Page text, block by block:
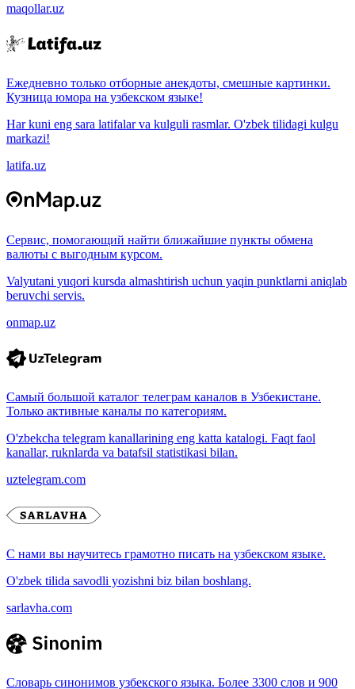
maqollar.uz
Ежедневно только отборные анекдоты, смешные картинки.
Кузница юмора на узбекском языке!
Har kuni eng sara latifalar va kulguli rasmlar. O'zbek tilidagi kulgu
markazi!
latifa.uz
Сервис, помогающий найти ближайшие пункты обмена
валюты с выгодным курсом.
Valyutani yuqori kursda almashtirish uchun yaqin punktlarni aniqlab
beruvchi servis.
onmap.uz
Самый большой каталог телеграм каналов в Узбекистане.
Только активные каналы по категориям.
O'zbekcha telegram kanallarining eng katta katalogi. Faqt faol
kanallar, ruknlarda va batafsil statistikasi bilan.
uztelegram.com
С нами вы научитесь грамотно писать на узбекском языке.
O'zbek tilida savodli yozishni biz bilan boshlang.
sarlavha.com
Словарь синонимов узбекского языка. Более 3300 слов и 900